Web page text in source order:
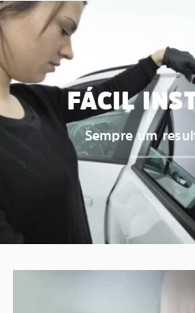
FÁCIL
Sempre um